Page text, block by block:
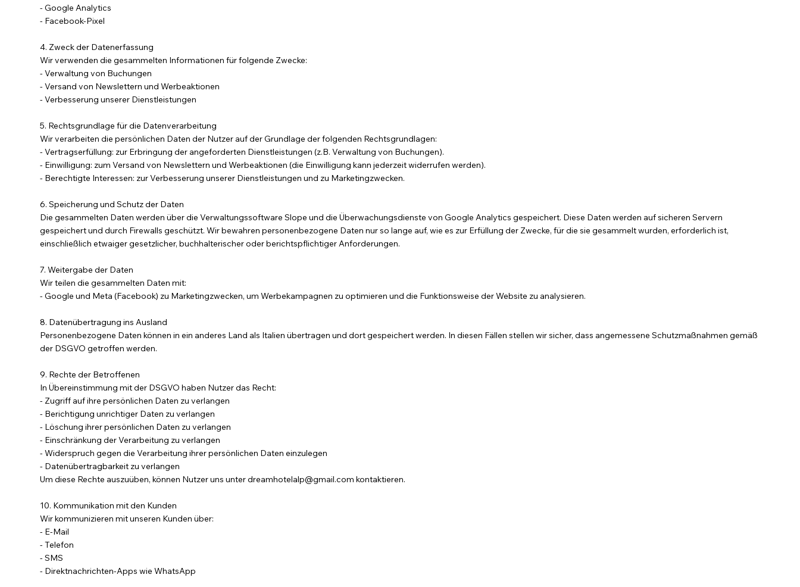
- Google Analytics
- Facebook-Pixel
4. Zweck der Datenerfassung
Wir verwenden die gesammelten Informationen für folgende Zwecke:
- Verwaltung von Buchungen
- Versand von Newslettern und Werbeaktionen
- Verbesserung unserer Dienstleistungen
5. Rechtsgrundlage für die Datenverarbeitung
Wir verarbeiten die persönlichen Daten der Nutzer auf der Grundlage der folgenden Rechtsgrundlagen:
- Vertragserfüllung: zur Erbringung der angeforderten Dienstleistungen (z.B. Verwaltung von Buchungen).
- Einwilligung: zum Versand von Newslettern und Werbeaktionen (die Einwilligung kann jederzeit widerrufen werden).
- Berechtigte Interessen: zur Verbesserung unserer Dienstleistungen und zu Marketingzwecken.
6. Speicherung und Schutz der Daten
Die gesammelten Daten werden über die Verwaltungssoftware Slope und die Überwachungsdienste von Google Analytics gespeichert. Diese Daten werden auf sicheren Servern
gespeichert und durch Firewalls geschützt. Wir bewahren personenbezogene Daten nur so lange auf, wie es zur Erfüllung der Zwecke, für die sie gesammelt wurden, erforderlich ist,
einschließlich etwaiger gesetzlicher, buchhalterischer oder berichtspflichtiger Anforderungen.
7. Weitergabe der Daten
Wir teilen die gesammelten Daten mit:
- Google und Meta (Facebook) zu Marketingzwecken, um Werbekampagnen zu optimieren und die Funktionsweise der Website zu analysieren.
8. Datenübertragung ins Ausland
Personenbezogene Daten können in ein anderes Land als Italien übertragen und dort gespeichert werden. In diesen Fällen stellen wir sicher, dass angemessene Schutzmaßnahmen gemäß
der DSGVO getroffen werden.
9. Rechte der Betroffenen
In Übereinstimmung mit der DSGVO haben Nutzer das Recht:
- Zugriff auf ihre persönlichen Daten zu verlangen
- Berichtigung unrichtiger Daten zu verlangen
- Löschung ihrer persönlichen Daten zu verlangen
- Einschränkung der Verarbeitung zu verlangen
- Widerspruch gegen die Verarbeitung ihrer persönlichen Daten einzulegen
- Datenübertragbarkeit zu verlangen
Um diese Rechte auszuüben, können Nutzer uns unterdreamhotelalp@gmail.com kontaktieren.
10. Kommunikation mit den Kunden
Wir kommunizieren mit unseren Kunden über:
- E-Mail
- Telefon
- SMS
- Direktnachrichten-Apps wie WhatsApp